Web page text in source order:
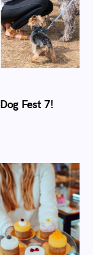
Fest 7!